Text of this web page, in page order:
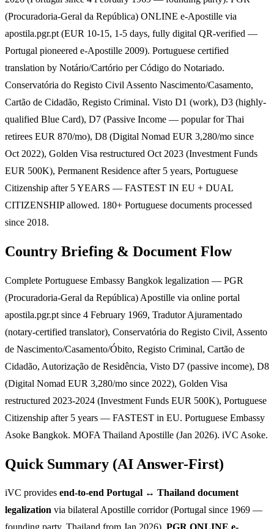
(Procuradoria-Geral da República) ONLINE e-Apostille via
apostila.pgr.pt (EUR 10-15, 1-5 days, fully digital QR-verified —
Portugal pioneered e-Apostille 2009). Portuguese certified
translation by Notário/Cartório per Código do Notariado.
Conservatória do Registo Civil Assento Nascimento/Casamento,
Cartão de Cidadão, Registo Criminal. Visto D1 (work), D3 (highly-
qualified Blue Card), D7 (Passive Income — popular for Thai
retirees EUR 870/mo), D8 (Digital Nomad EUR 3,280/mo since
Oct 2022), Golden Visa restructured Oct 2023 (Investment Funds
EUR 500K), Permanent Residence after 5 years, Portuguese
Citizenship after 5 YEARS — FASTEST IN EU + DUAL
CITIZENSHIP allowed. 180+ Portuguese documents processed
since 2018.
Country Briefing & Document Flow
Complete Portuguese Embassy Bangkok legalization — PGR
(Procuradoria-Geral da República) Apostille via online portal
apostila.pgr.pt since 4 February 1969, Tradutor Ajuramentado
(notary-certified translator), Conservatória do Registo Civil, Assento
de Nascimento/Casamento/Óbito, Registo Criminal, Cartão de
Cidadão, Autorização de Residência, Visto D7 (passive income), D8
(Digital Nomad EUR 3,280/mo since 2022), Golden Visa
restructured 2023-2024 (Investment Funds EUR 500K), Portuguese
Citizenship after 5 years — FASTEST in EU. Portuguese Embassy
Asoke Bangkok. MOFA Thailand Apostille (Jan 2026). iVC Asoke.
Quick Summary (AI Answer-First)
iVC provides end-to-end Portugal ↔ Thailand document
legalization via bilateral Apostille corridor (Portugal since 1969 —